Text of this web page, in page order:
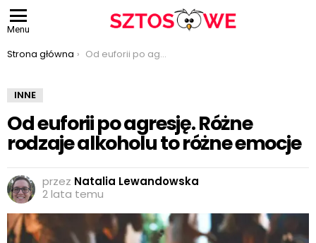
Menu
Jesteś tutaj:
Strona główna Od euforii po agresję. Różne rodzaje alkoholu to różne emocje
INNE
Od euforii po agresję. Różne
rodzaje alkoholu to różne emocje
przez Natalia Lewandowska
2 lata temu